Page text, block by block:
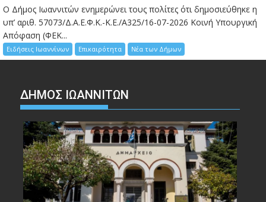
Ο Δήμος Ιωαννιτών ενημερώνει τους πολίτες ότι δημοσιεύθηκε η
υπ’ αριθ. 57073/Δ.Α.Ε.Φ.Κ.-Κ.Ε./Α325/16-07-2026 Κοινή Υπουργική
Απόφαση (ΦΕΚ...
Ειδήσεις Ιωαννίνων Επικαιρότητα Νέα των Δήμων
ΔΗΜΟΣ ΙΩΑΝΝΙΤΩΝ